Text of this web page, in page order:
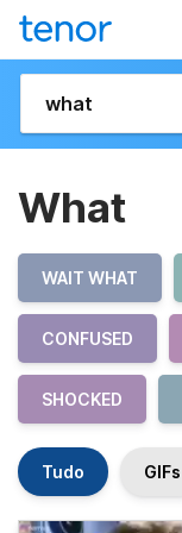
What
WAIT WHAT
CONFUSED
SHOCKED
Tudo GIFs